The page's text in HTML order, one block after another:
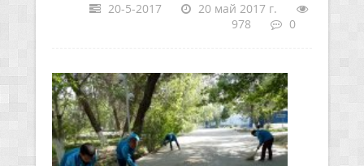
20-5-2017
20 май 2017 г.
978
0